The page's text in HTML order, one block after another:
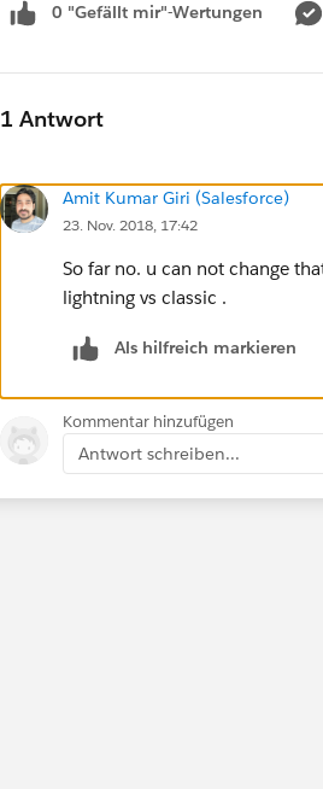
0 "Gefällt mir"-Wertungen
1 Antwort
Amit Kumar Giri (Salesforce)
23. Nov. 2018, 17:42
So far no. u can not change
lightning vs classic .
Als hilfreich markieren
Kommentar hinzufügen
Antwort schreiben...